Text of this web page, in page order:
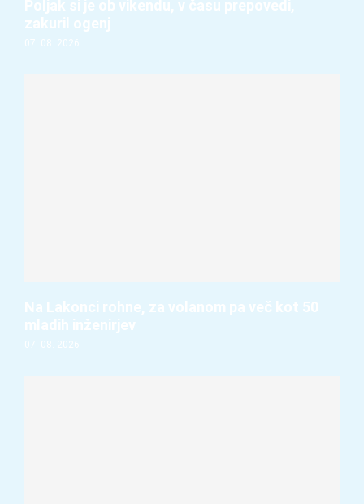
Poljak si je ob vikendu, v času prepovedi,
zakuril ogenj
07. 08. 2026
Na Lakonci rohne, za volanom pa več kot 50
mladih inženirjev
07. 08. 2026